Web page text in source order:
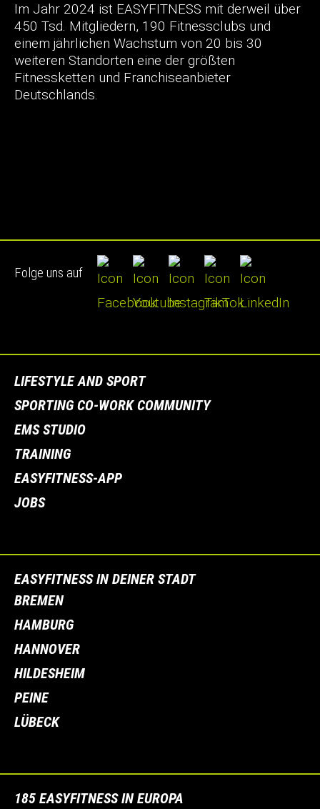
Im Jahr 2024 ist EASYFITNESS mit derweil über
450 Tsd. Mitgliedern, 190 Fitnessclubs und
einem jährlichen Wachstum von 20 bis 30
weiteren Standorten eine der größten
Fitnessketten und Franchiseanbieter
Deutschlands.
Folge uns auf
LIFESTYLE AND SPORT
SPORTING CO-WORK COMMUNITY
EMS STUDIO
TRAINING
EASYFITNESS-APP
JOBS
EASYFITNESS IN DEINER STADT
BREMEN
HAMBURG
HANNOVER
HILDESHEIM
PEINE
LÜBECK
185 EASYFITNESS IN EUROPA